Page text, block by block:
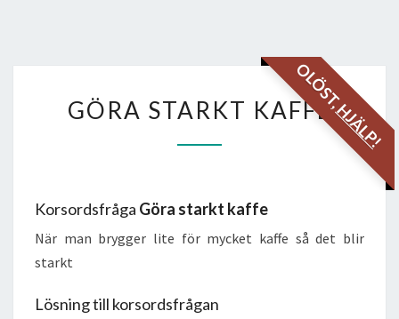
OLÖST,
HJÄLP!
STARKT
GÖRA STARKT KAFFE
Korsordsfråga Göra starkt kaffe
När man brygger lite för mycket kaffe så det blir
starkt
Lösning till korsordsfrågan